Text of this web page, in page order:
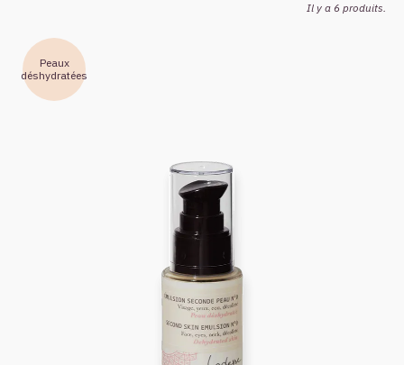
Il y a 6 produits.
Peaux
déshydratées